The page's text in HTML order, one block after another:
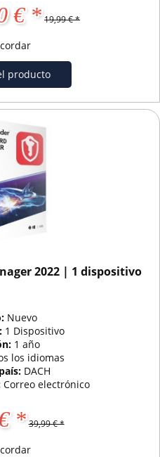
€ * 19,99 € *
producto
2022 | 1 dispositivo
Nuevo
1 Dispositivo
1 año
los idiomas
DACH
Correo electrónico
* 39,99 € *